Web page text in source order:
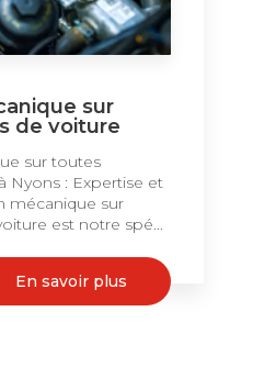
sur
de voiture
sur toutes
Nyons : Expertise et
mécanique sur
est notre spé...
En savoir plus